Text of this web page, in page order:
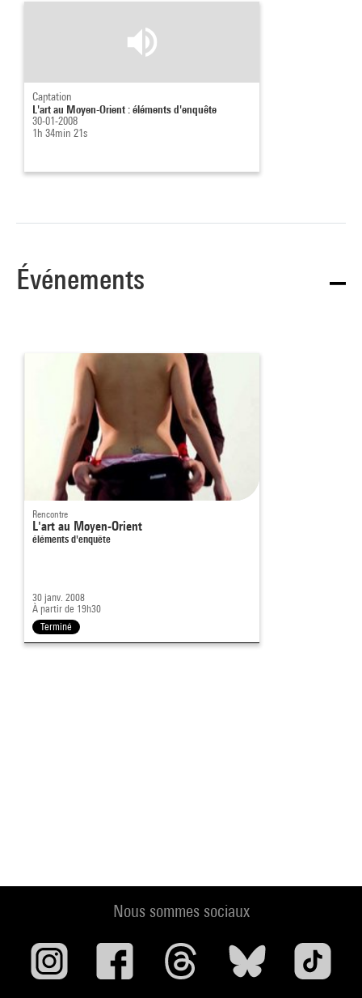
Captation
L'art au Moyen-Orient : éléments d'enquête
30-01-2008
1h 34min 21s
Événements
Rencontre
L'art au Moyen-Orient
éléments d'enquête
30 janv. 2008
À partir de 19h30
Terminé
Nous sommes sociaux